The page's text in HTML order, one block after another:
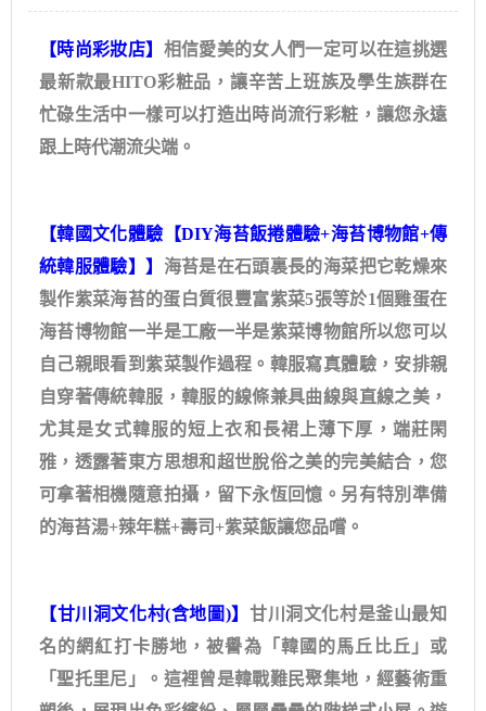
【時尚彩妝店】 相信愛美的女人們一定可以在這挑選
最新款最HITO彩粧品，讓辛苦上班族及學生族群在
忙碌生活中一樣可以打造出時尚流行彩粧，讓您永遠
跟上時代潮流尖端。
【韓國文化體驗【DIY海苔飯捲體驗+海苔博物館+傳
統韓服體驗】】 海苔是在石頭裏長的海菜把它乾燥來
製作紫菜海苔的蛋白質很豐富紫菜5張等於1個雞蛋在
海苔博物館一半是工廠一半是紫菜博物館所以您可以
自己親眼看到紫菜製作過程。韓服寫真體驗，安排親
自穿著傳統韓服，韓服的線條兼具曲線與直線之美，
尤其是女式韓服的短上衣和長裙上薄下厚，端莊閑
雅，透露著東方思想和超世脫俗之美的完美結合，您
可拿著相機隨意拍攝，留下永恆回憶。另有特別準備
的海苔湯+辣年糕+壽司+紫菜飯讓您品嚐。
【甘川洞文化村(含地圖)】 甘川洞文化村是釜山最知
名的網紅打卡勝地，被譽為「韓國的馬丘比丘」或
「聖托里尼」。這裡曾是韓戰難民聚集地，經藝術重